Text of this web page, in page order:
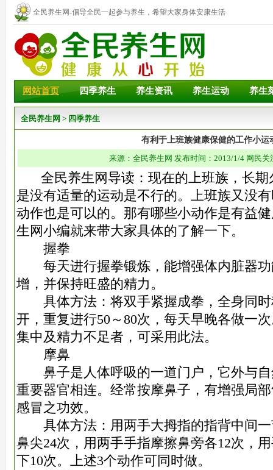
全民养生网-倡导全民一起参与养生，希望大家身体安康生活
幸福！
网站首页 四季养生 养生资讯 养生运动 养生
全民养生网 > 四季养生
有利于上班族健康保健的工作小运
来源：全民养生网 发布时间：2013/1/4 网民关
全民养生网导读：现在的上班族，长期
是没有适量的运动是不行的。上班族又没
动作也是可以的。那有哪些小动作是有益
生网小编就来带大家具体的了解一下。
握拳
每天进行握拳锻炼，能增强体内脏器功
增，并保持旺盛的精力。
具体方法：将双手紧握成拳，全身同时
开，重复进行50～80次，每天早晚各做一
集中及精力不足者，可采用此法。
摩鼻
鼻子是人体呼吸的一道门户，它外与自
重要器官相连。经常按摩鼻子，有增强局
感冒之功效。
具体方法：用两手大拇指的指背中间一
鼻尖24次，用两手手指摩擦鼻旁各12次，
下10次。上述3个动作可同时做。